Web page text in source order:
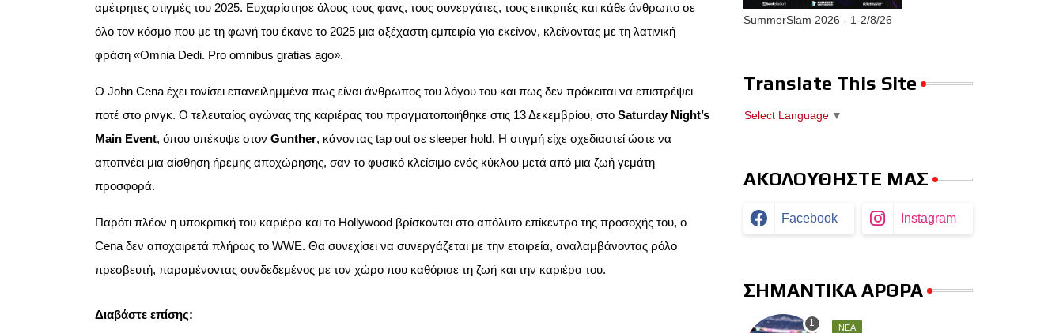
αμέτρητες στιγμές του 2025. Ευχαρίστησε όλους τους φανς, τους συνεργάτες, τους επικριτές και κάθε άνθρωπο σε
όλο τον κόσμο που με τη φωνή του έκανε το 2025 μια αξέχαστη εμπειρία για εκείνον, κλείνοντας με τη λατινική
φράση «Omnia Dedi. Pro omnibus gratias ago».
Ο John Cena έχει τονίσει επανειλημμένα πως είναι άνθρωπος του λόγου του και πως δεν πρόκειται να επιστρέψει
ποτέ στο ρινγκ. Ο τελευταίος αγώνας της καριέρας του πραγματοποιήθηκε στις 13 Δεκεμβρίου, στοSaturday Night’s
Main Event, όπου υπέκυψε στον Gunther, κάνοντας tap out σε sleeper hold. Η στιγμή είχε σχεδιαστεί ώστε να
αποπνέει μια αίσθηση ήρεμης αποχώρησης, σαν το φυσικό κλείσιμο ενός κύκλου μετά από μια ζωή γεμάτη
προσφορά.
Παρότι πλέον η υποκριτική του καριέρα και το Hollywood βρίσκονται στο απόλυτο επίκεντρο της προσοχής του, ο
Cena δεν αποχαιρετά πλήρως το WWE. Θα συνεχίσει να συνεργάζεται με την εταιρεία, αναλαμβάνοντας ρόλο
πρεσβευτή, παραμένοντας συνδεδεμένος με τον χώρο που καθόρισε τη ζωή και την καριέρα του.
Διαβάστε επίσης:
SummerSlam 2026 - 1-2/8/26
Translate This Site
Select Language ▼
ΑΚΟΛΟΥΘΗΣΤΕ ΜΑΣ
Facebook Instagram
ΣΗΜΑΝΤΙΚΑ ΑΡΘΡΑ
ΝΕΑ